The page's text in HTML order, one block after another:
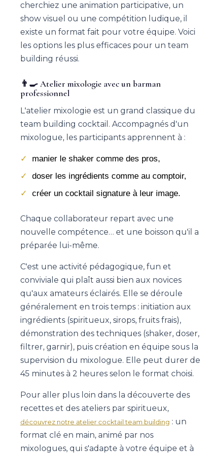
cherchiez une animation participative, un
show visuel ou une compétition ludique, il
existe un format fait pour votre équipe. Voici
les options les plus efficaces pour un team
building réussi.
👨‍🍳 Atelier mixologie avec un barman
professionnel
L'atelier mixologie est un grand classique du
team building cocktail. Accompagnés d'un
mixologue, les participants apprennent à :
manier le shaker comme des pros,
doser les ingrédients comme au comptoir,
créer un cocktail signature à leur image.
Chaque collaborateur repart avec une
nouvelle compétence… et une boisson qu'il a
préparée lui-même.
C'est une activité pédagogique, fun et
conviviale qui plaît aussi bien aux novices
qu'aux amateurs éclairés. Elle se déroule
généralement en trois temps : initiation aux
ingrédients (spiritueux, sirops, fruits frais),
démonstration des techniques (shaker, doser,
filtrer, garnir), puis création en équipe sous la
supervision du mixologue. Elle peut durer de
45 minutes à 2 heures selon le format choisi.
Pour aller plus loin dans la découverte des
recettes et des ateliers par spiritueux,
découvrez notre atelier cocktail team building : un
format clé en main, animé par nos
mixologues, qui s'adapte à votre équipe et à